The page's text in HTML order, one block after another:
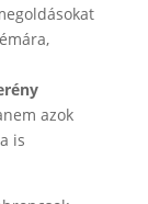
azok
is